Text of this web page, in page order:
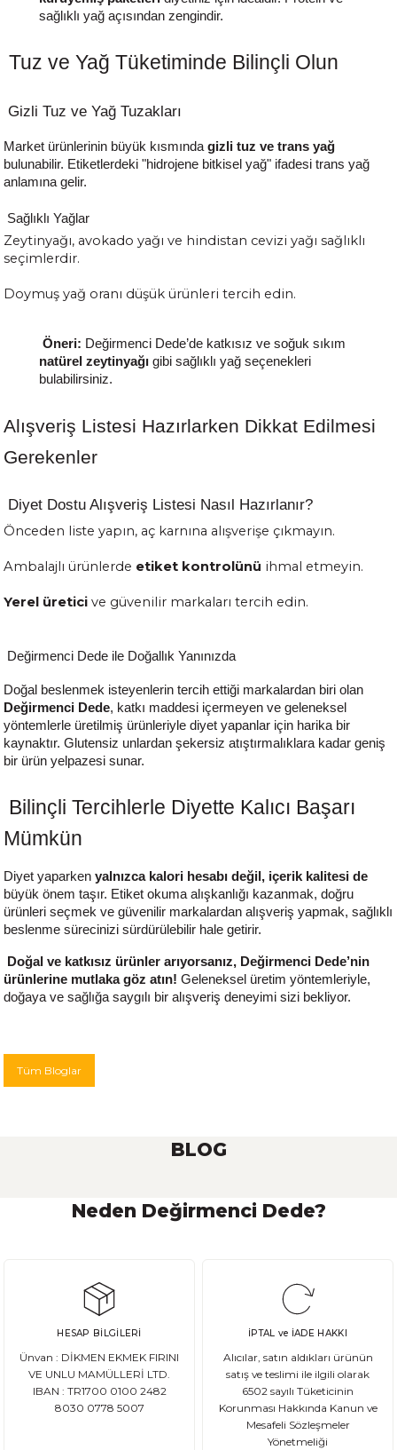
sağlıklı yağ açısından zengindir.
Tuz ve Yağ Tüketiminde Bilinçli Olun
Gizli Tuz ve Yağ Tuzakları
Market ürünlerinin büyük kısmında gizli tuz ve trans yağ
bulunabilir. Etiketlerdeki "hidrojene bitkisel yağ" ifadesi trans yağ
anlamına gelir.
Sağlıklı Yağlar
Zeytinyağı, avokado yağı ve hindistan cevizi yağı sağlıklı
seçimlerdir.
Doymuş yağ oranı düşük ürünleri tercih edin.
Öneri: Değirmenci Dede’de katkısız ve soğuk sıkım
natürel zeytinyağı gibi sağlıklı yağ seçenekleri
bulabilirsiniz.
Alışveriş Listesi Hazırlarken Dikkat Edilmesi
Gerekenler
Diyet Dostu Alışveriş Listesi Nasıl Hazırlanır?
Önceden liste yapın, aç karnına alışverişe çıkmayın.
Ambalajlı ürünlerde etiket kontrolünü ihmal etmeyin.
Yerel üretici ve güvenilir markaları tercih edin.
Değirmenci Dede ile Doğallık Yanınızda
Doğal beslenmek isteyenlerin tercih ettiği markalardan biri olan
Değirmenci Dede, katkı maddesi içermeyen ve geleneksel
yöntemlerle üretilmiş ürünleriyle diyet yapanlar için harika bir
kaynaktır. Glutensiz unlardan şekersiz atıştırmalıklara kadar geniş
bir ürün yelpazesi sunar.
Bilinçli Tercihlerle Diyette Kalıcı Başarı
Mümkün
Diyet yaparken yalnızca kalori hesabı değil, içerik kalitesi de
büyük önem taşır. Etiket okuma alışkanlığı kazanmak, doğru
ürünleri seçmek ve güvenilir markalardan alışveriş yapmak, sağlıklı
beslenme sürecinizi sürdürülebilir hale getirir.
Doğal ve katkısız ürünler arıyorsanız, Değirmenci Dede’nin
ürünlerine mutlaka göz atın! Geleneksel üretim yöntemleriyle,
doğaya ve sağlığa saygılı bir alışveriş deneyimi sizi bekliyor.
Tüm Bloglar
BLOG
Ekşi Maya Nasıl Beslenmeli ve Saklanmalı?
Ata Tohum Nedir?
Ata tohum, tarımda kullanılan ve genetik olarak değişmemiş olan
Neden Değirmenci Dede?
HESAP BİLGİLERİ
Ünvan : DİKMEN EKMEK FIRINI
VE UNLU MAMÜLLERİ LTD.
IBAN : TR1700 0100 2482
8030 0778 5007
İPTAL ve İADE HAKKI
Alıcılar, satın aldıkları ürünün
satış ve teslimi ile ilgili olarak
6502 sayılı Tüketicinin
Korunması Hakkında Kanun ve
Mesafeli Sözleşmeler
Yönetmeliği